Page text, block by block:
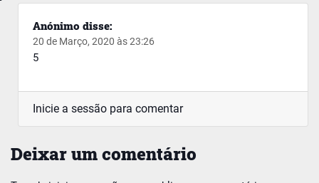
Anónimo disse:
20 de Março, 2020 às 23:26
5
Inicie a sessão para comentar
Deixar um comentário